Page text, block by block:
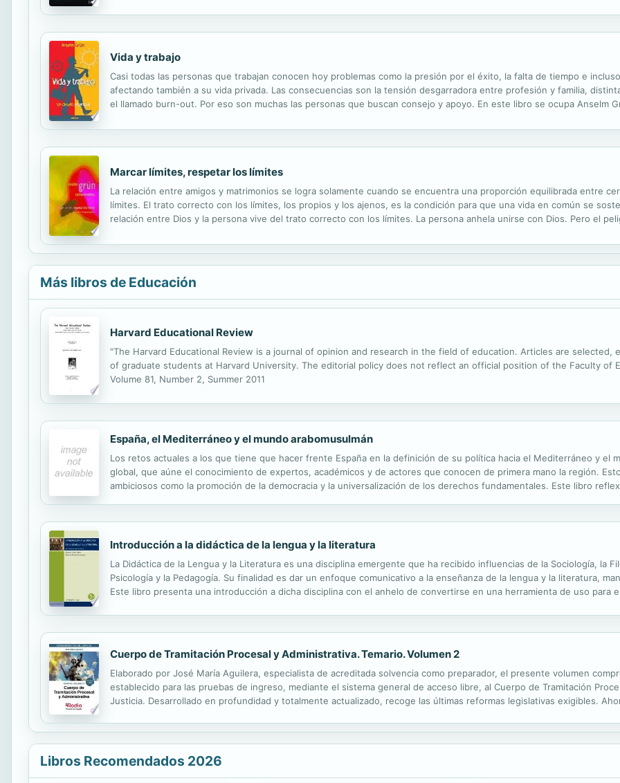
Vida y trabajo
Casi todas las personas que trabajan conocen hoy problemas como la presión por el éxito, la falta de tiempo e
afectando también a su vida privada. Las consecuencias son la tensión desgarradora entre profesión y familia,
el llamado burn-out. Por eso son muchas las personas que buscan consejo y apoyo. En este libro se ocupa Anselm
Marcar límites, respetar los límites
La relación entre amigos y matrimonios se logra solamente cuando se encuentra una proporción equilibrada entre
límites. El trato correcto con los límites, los propios y los ajenos, es la condición para que una vida en común se
relación entre Dios y la persona vive del trato correcto con los límites. La persona anhela unirse con Dios. Pero el
Más libros de Educación
Harvard Educational Review
"The Harvard Educational Review is a journal of opinion and research in the field of education. Articles are selected,
of graduate students at Harvard University. The editorial policy does not reflect an official position of the Faculty of
Volume 81, Number 2, Summer 2011
España, el Mediterráneo y el mundo arabomusulmán
Los retos actuales a los que tiene que hacer frente España en la definición de su política hacia el Mediterráneo y el
global, que aúne el conocimiento de expertos, académicos y de actores que conocen de primera mano la región.
ambiciosos como la promoción de la democracia y la universalización de los derechos fundamentales. Este libro
Introducción a la didáctica de la lengua y la literatura
La Didáctica de la Lengua y la Literatura es una disciplina emergente que ha recibido influencias de la Sociología, la
Psicología y la Pedagogía. Su finalidad es dar un enfoque comunicativo a la enseñanza de la lengua y la literatura,
Este libro presenta una introducción a dicha disciplina con el anhelo de convertirse en una herramienta de uso para
Cuerpo de Tramitación Procesal y Administrativa. Temario. Volumen 2
Elaborado por José María Aguilera, especialista de acreditada solvencia como preparador, el presente volumen
establecido para las pruebas de ingreso, mediante el sistema general de acceso libre, al Cuerpo de Tramitación
Justicia. Desarrollado en profundidad y totalmente actualizado, recoge las últimas reformas legislativas exigibles.
Libros Recomendados 2026